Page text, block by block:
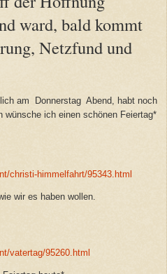
ward, bald kommt
Netzfund und
am Donnerstag Abend, habt noch
wünsche ich einen schönen Feiertag*
christi-himmelfahrt/95343.html
wir es haben wollen.
vatertag/95260.html